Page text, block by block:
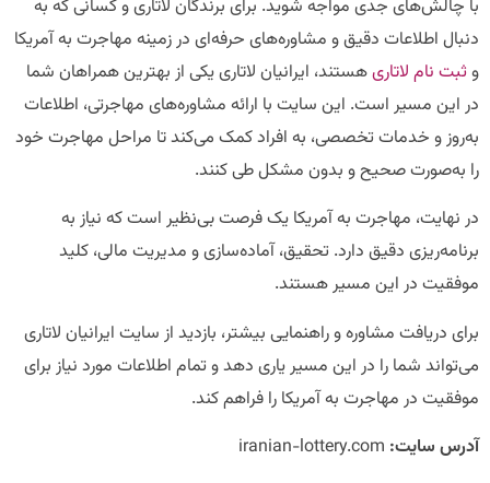
با چالش‌های جدی مواجه شوید. برای برندگان لاتاری و کسانی که به
دنبال اطلاعات دقیق و مشاوره‌های حرفه‌ای در زمینه مهاجرت به آمریکا
وثبت نام لاتاریهستند، ایرانیان لاتاری یکی از بهترین همراهان شما
در این مسیر است. این سایت با ارائه مشاوره‌های مهاجرتی، اطلاعات
به‌روز و خدمات تخصصی، به افراد کمک می‌کند تا مراحل مهاجرت خود
را به‌صورت صحیح و بدون مشکل طی کنند.
در نهایت، مهاجرت به آمریکا یک فرصت بی‌نظیر است که نیاز به
برنامه‌ریزی دقیق دارد. تحقیق، آماده‌سازی و مدیریت مالی، کلید
موفقیت در این مسیر هستند.
برای دریافت مشاوره و راهنمایی بیشتر، بازدید از سایت ایرانیان لاتاری
می‌تواند شما را در این مسیر یاری دهد و تمام اطلاعات مورد نیاز برای
موفقیت در مهاجرت به آمریکا را فراهم کند.
آدرس سایت: